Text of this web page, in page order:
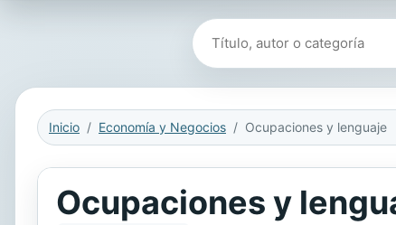
Buscar libros
Inicio Economía y Negocios Ocupaciones y lenguaje
Ocupaciones y